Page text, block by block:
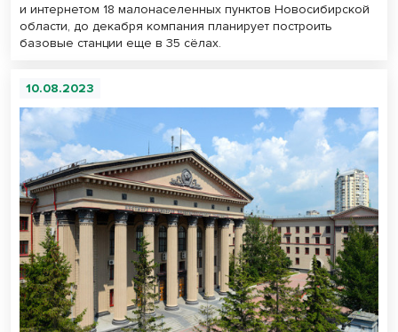
и интернетом 18 малонаселенных пунктов Новосибирской
области, до декабря компания планирует построить
базовые станции еще в 35 сёлах.
10.08.2023